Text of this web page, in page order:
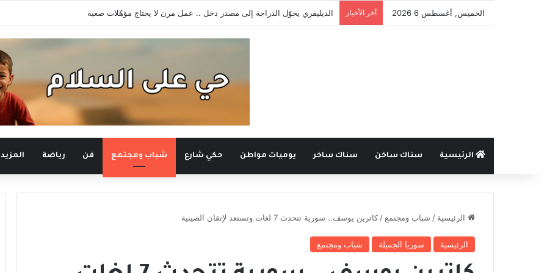
الخميس, أغسطس 6 2026 أخر الأخبار إلغاء الاحتفالات بالأعياد المسيحية في صيدنايا للمطالبة بالإفراج عن المعتقلين
الرئيسية سناك ساخن سناك ساخر يوميات مواطن حكي شارع شباب ومجتمع فن رياضة المزيد
الرئيسية / شباب ومجتمع / كاترين يوسف.. سورية تتحدث 7 لغات وتستعد لإتقان الصينية
الرئيسية سوريا الجميلة شباب ومجتمع